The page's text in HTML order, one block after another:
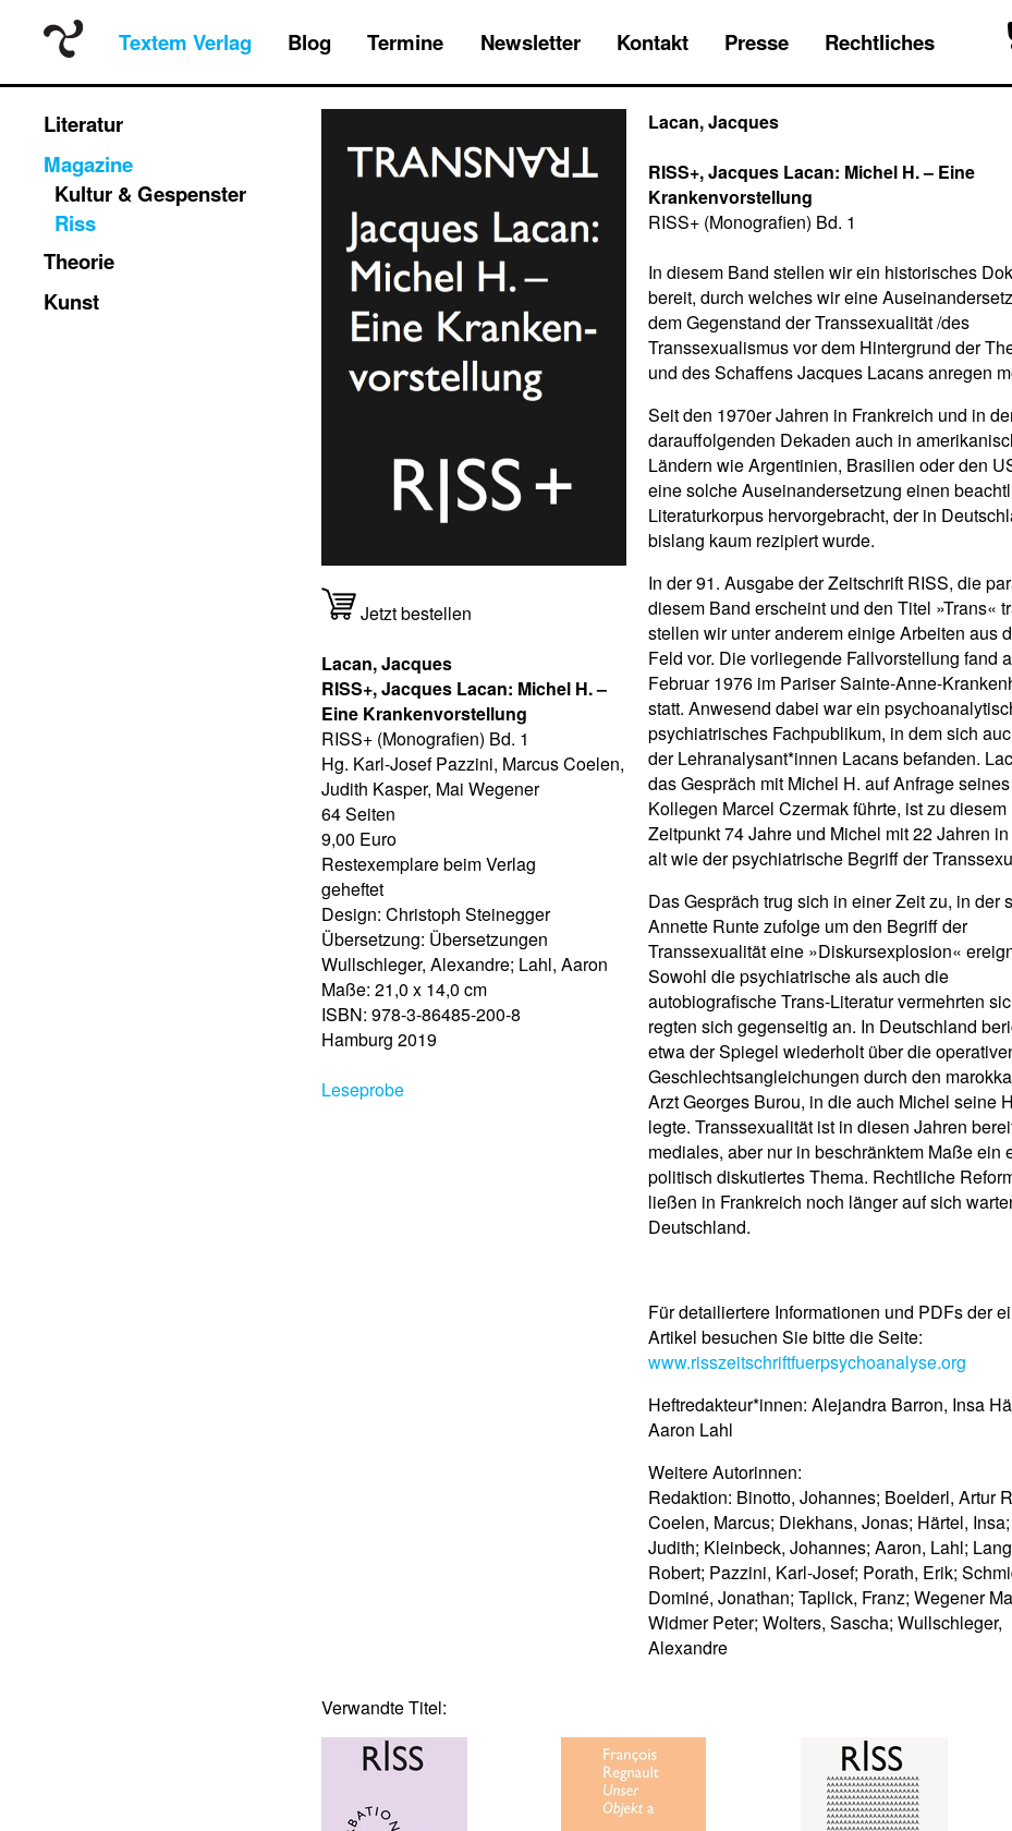
Textem Verlag Blog Termine Newsletter Kontakt Presse Rechtliches
Literatur
Magazine
Kultur & Gespenster
Riss
Theorie
Kunst
Lacan, Jacques
RISS+, Jacques Lacan: Michel H. – Eine
Krankenvorstellung
RISS+ (Monografien) Bd. 1
In diesem Band stellen wir ein historisches
bereit, durch welches wir eine
dem Gegenstand der Transsexualität /des
Transsexualismus vor dem Hintergrund der
und des Schaffens Jacques Lacans anregen
Seit den 1970er Jahren in Frankreich und in
darauffolgenden Dekaden auch in
Ländern wie Argentinien, Brasilien oder den
eine solche Auseinandersetzung einen
Literaturkorpus hervorgebracht, der in
bislang kaum rezipiert wurde.
In der 91. Ausgabe der Zeitschrift RISS, die
diesem Band erscheint und den Titel »Trans«
stellen wir unter anderem einige Arbeiten aus
Feld vor. Die vorliegende Fallvorstellung fand
Februar 1976 im Pariser Sainte-Anne-
statt. Anwesend dabei war ein
psychiatrisches Fachpublikum, in dem sich
der Lehranalysant*innen Lacans befanden.
das Gespräch mit Michel H. auf Anfrage seines
Kollegen Marcel Czermak führte, ist zu diesem
Zeitpunkt 74 Jahre und Michel mit 22 Jahren
alt wie der psychiatrische Begriff der
Das Gespräch trug sich in einer Zeit zu, in der
Annette Runte zufolge um den Begriff der
Transsexualität eine »Diskursexplosion«
Sowohl die psychiatrische als auch die
autobiografische Trans-Literatur vermehrten
regten sich gegenseitig an. In Deutschland
etwa der Spiegel wiederholt über die
Geschlechtsangleichungen durch den
Arzt Georges Burou, in die auch Michel seine
legte. Transsexualität ist in diesen Jahren
mediales, aber nur in beschränktem Maße ein
politisch diskutiertes Thema. Rechtliche
ließen in Frankreich noch länger auf sich
Deutschland.
Für detailiertere Informationen und PDFs der
Artikel besuchen Sie bitte die Seite:
www.risszeitschriftfuerpsychoanalyse.org
Heftredakteur*innen: Alejandra Barron, Insa
Aaron Lahl
Weitere Autorinnen:
Redaktion: Binotto, Johannes; Boelderl, Artur
Coelen, Marcus; Diekhans, Jonas; Härtel,
Judith; Kleinbeck, Johannes; Aaron, Lahl;
Robert; Pazzini, Karl-Josef; Porath, Erik;
Dominé, Jonathan; Taplick, Franz; Wegener
Widmer Peter; Wolters, Sascha; Wullschleger,
Alexandre
Jetzt bestellen
Lacan, Jacques
RISS+, Jacques Lacan: Michel H. –
Eine Krankenvorstellung
RISS+ (Monografien) Bd. 1
Hg. Karl-Josef Pazzini, Marcus Coelen,
Judith Kasper, Mai Wegener
64 Seiten
9,00 Euro
Restexemplare beim Verlag
geheftet
Design: Christoph Steinegger
Übersetzung: Übersetzungen
Wullschleger, Alexandre; Lahl, Aaron
Maße: 21,0 x 14,0 cm
ISBN: 978-3-86485-200-8
Hamburg 2019
Leseprobe
Verwandte Titel: